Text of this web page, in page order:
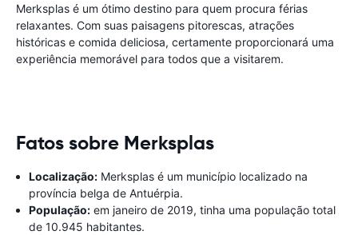
Merksplas é um ótimo destino para quem procura férias
relaxantes. Com suas paisagens pitorescas, atrações
históricas e comida deliciosa, certamente proporcionará uma
experiência memorável para todos que a visitarem.
Fatos sobre Merksplas
Localização: Merksplas é um município localizado na
província belga de Antuérpia.
População: em janeiro de 2019, tinha uma população total
de 10.945 habitantes.